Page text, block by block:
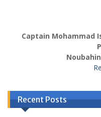
Captain Mohammad
Recent Posts